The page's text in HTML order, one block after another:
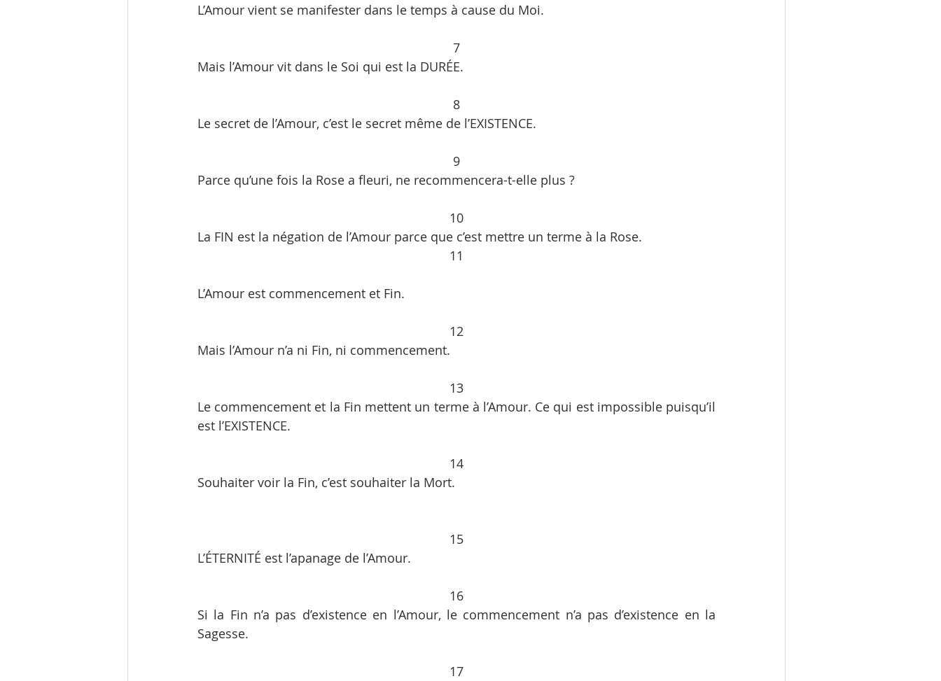
L’Amour vient se manifester dans le temps à cause du Moi.
7
Mais l’Amour vit dans le Soi qui est la DURÉE.
8
Le secret de l’Amour, c’est le secret même de l’EXISTENCE.
9
Parce qu’une fois la Rose a fleuri, ne recommencera-t-elle plus ?
10
La FIN est la négation de l’Amour parce que c’est mettre un terme à la Rose.
11
L’Amour est commencement et Fin.
12
Mais l’Amour n’a ni Fin, ni commencement.
13
Le commencement et la Fin mettent un terme à l’Amour. Ce qui est impossible puisqu’il
est l’EXISTENCE.
14
Souhaiter voir la Fin, c’est souhaiter la Mort.
15
L’ÉTERNITÉ est l’apanage de l’Amour.
16
Si la Fin n’a pas d’existence en l’Amour, le commencement n’a pas d’existence en la
Sagesse.
17